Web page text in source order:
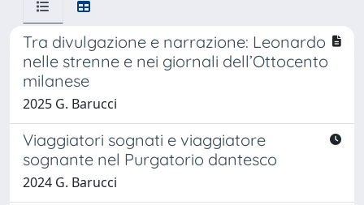
Tra divulgazione e narrazione: Leonardo
nelle strenne e nei giornali dell’Ottocento
milanese
2025 G. Barucci
Viaggiatori sognati e viaggiatore
sognante nel Purgatorio dantesco
2024 G. Barucci